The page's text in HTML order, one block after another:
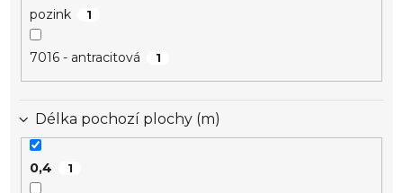
pozink 1
7016 - antracitová 1
Délka pochozí plochy (m)
0,4 1